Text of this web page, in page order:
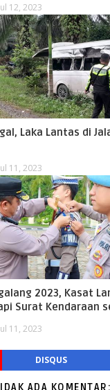
12, 2023
Laka Lantas di
11, 2023
2023, Kasat
Surat Kendaraan
11, 2023
DISQUS